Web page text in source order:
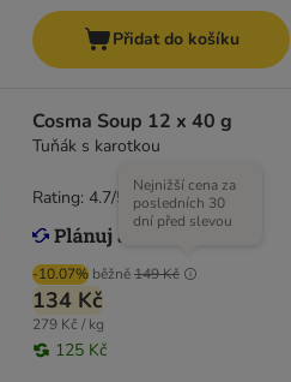
Přidat do košíku
Cosma Soup 12 x 40 g
Tuňák s karotkou
-10.07% běžně149 Kč
Nejnižší cena za
posledních 30
dní před slevou
134 Kč
279 Kč / kg
125 Kč
Rating: 4.7/5 (